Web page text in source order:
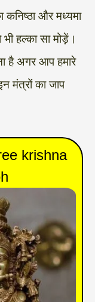
कनिष्ठा और मध्यमा
हल्का सा मोड़ें।
है अगर आप हमारे
मंत्रों का जाप
krishna